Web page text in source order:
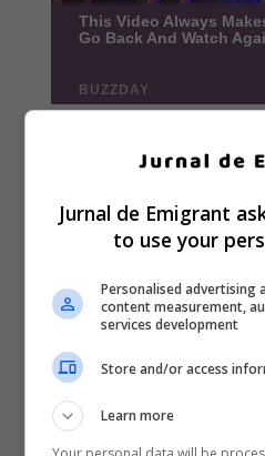
Jurnal de Emigrant
to use your
Personalised advertising
content measurement,
services development
Store and/or access
Learn more